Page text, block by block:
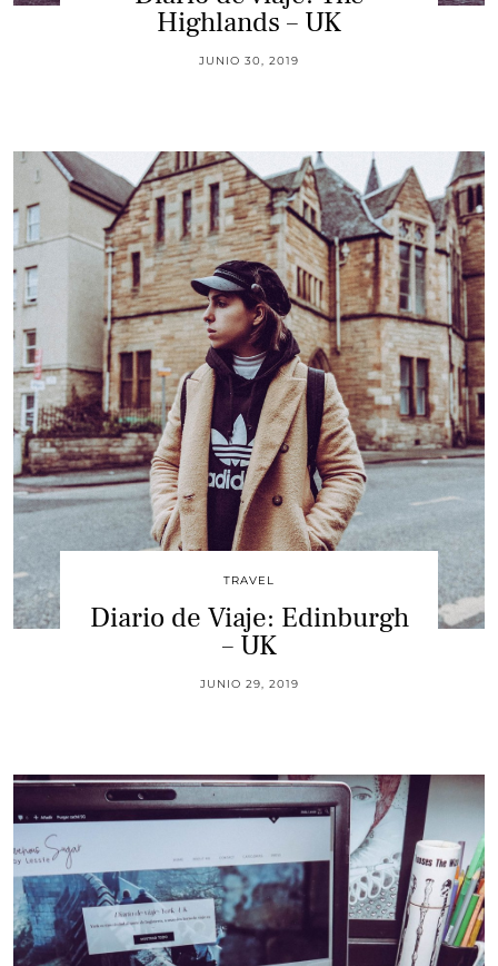
Highlands – UK
JUNIO 30, 2019
TRAVEL
Diario de Viaje: Edinburgh
– UK
JUNIO 29, 2019